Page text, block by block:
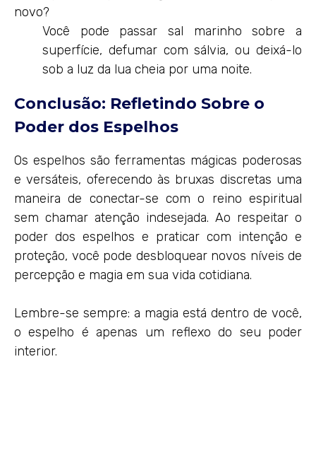
novo?
Você pode passar sal marinho sobre a
superfície, defumar com sálvia, ou deixá-lo
sob a luz da lua cheia por uma noite.
Conclusão: Refletindo Sobre o
Poder dos Espelhos
Os espelhos são ferramentas mágicas poderosas
e versáteis, oferecendo às bruxas discretas uma
maneira de conectar-se com o reino espiritual
sem chamar atenção indesejada. Ao respeitar o
poder dos espelhos e praticar com intenção e
proteção, você pode desbloquear novos níveis de
percepção e magia em sua vida cotidiana.
Lembre-se sempre: a magia está dentro de você,
o espelho é apenas um reflexo do seu poder
interior.